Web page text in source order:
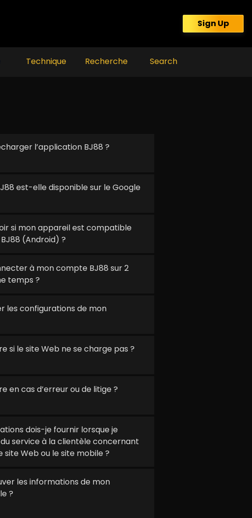
Sign Up
Technique Recherche Search
l’application BJ88 ?
est-elle disponible sur le Google
si mon appareil est compatible
(Android) ?
à mon compte BJ88 sur 2
temps ?
les configurations de mon
si le site Web ne se charge pas ?
en cas d’erreur ou de litige ?
dois-je fournir lorsque je
service à la clientèle concernant
site Web ou le site mobile ?
les informations de mon
?